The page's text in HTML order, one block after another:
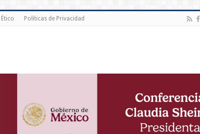
Políticas de Privacidad